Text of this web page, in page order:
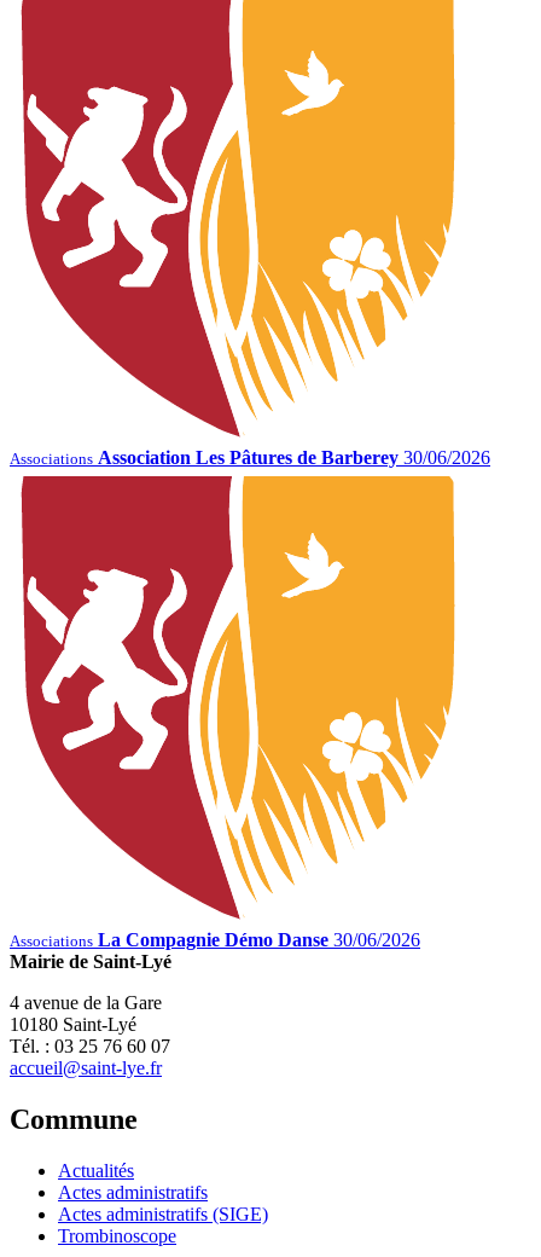
Associations Association Les Pâtures de Barberey 30/06/2026
Associations La Compagnie Démo Danse 30/06/2026
Mairie de Saint-Lyé
4 avenue de la Gare
10180 Saint-Lyé
Tél. : 03 25 76 60 07
accueil@saint-lye.fr
Commune
Actualités
Actes administratifs
Actes administratifs (SIGE)
Trombinoscope